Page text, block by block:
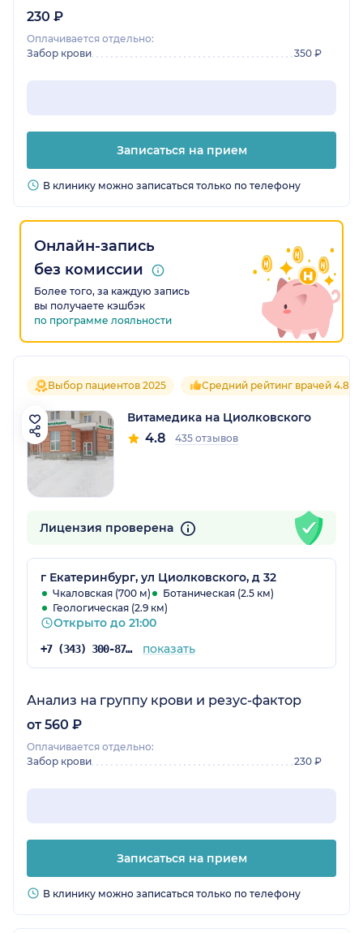
230 ₽
Оплачивается отдельно:
Забор крови
350 ₽
Записаться на прием
В клинику можно записаться только по телефону
Онлайн-запись
без комиссии
Более того, за каждую запись
вы получаете кэшбэк
по программе лояльности
Выбор пациентов 2025 Средний рейтинг врачей 4.8
Витамедика на Циолковского
4.8 435 отзывов
Лицензия проверена
г Екатеринбург, ул Циолковского, д 32
Чкаловская (700 м)
Ботаническая (2.5 км)
Геологическая (2.9 км)
Открыто до 21:00
+7 (343) 300-87-38 показать
Анализ на группу крови и резус-фактор
от 560 ₽
Оплачивается отдельно:
Забор крови
230 ₽
Записаться на прием
В клинику можно записаться только по телефону